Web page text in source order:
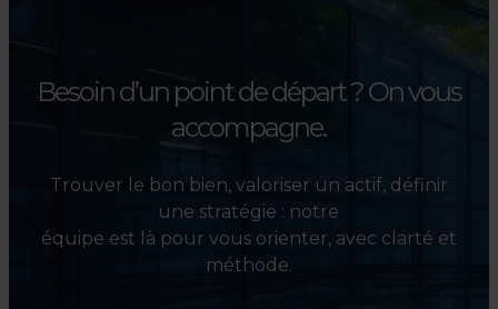
Besoin d’un point de départ ?On vous
accompagne.
Trouver le bon bien, valoriser un actif, définir
une stratégie : notre
équipe est là pour vous orienter, avec clarté et
méthode.